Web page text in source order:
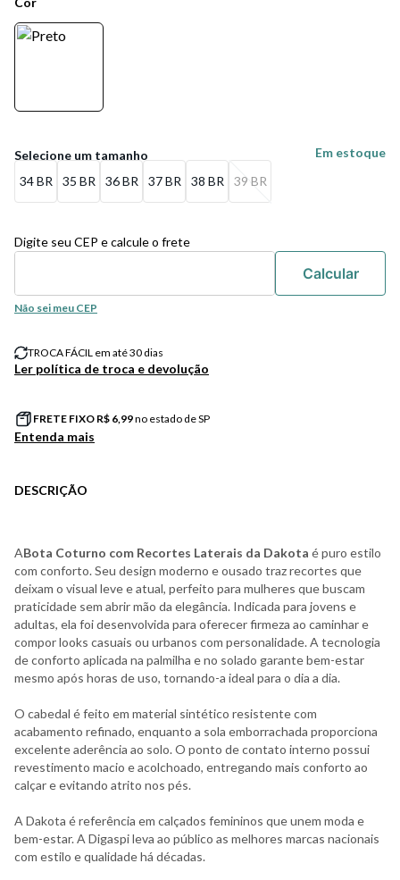
34 BR 35 BR 36 BR 37 BR 38 BR 39 BR
Em estoque
Digite seu CEP e calcule o frete
Não sei meu CEP
TROCA FÁCIL em até 30 dias
Ler política de troca e devolução
FRETE FIXO R$ 6,99no estado de SP
Entenda mais
DESCRIÇÃO
ABota Coturno com Recortes Laterais da Dakota é puro estilo
com conforto. Seu design moderno e ousado traz recortes que
deixam o visual leve e atual, perfeito para mulheres que buscam
praticidade sem abrir mão da elegância. Indicada para jovens e
adultas, ela foi desenvolvida para oferecer firmeza ao caminhar e
compor looks casuais ou urbanos com personalidade. A tecnologia
de conforto aplicada na palmilha e no solado garante bem-estar
mesmo após horas de uso, tornando-a ideal para o dia a dia.
O cabedal é feito em material sintético resistente com
acabamento refinado, enquanto a sola emborrachada proporciona
excelente aderência ao solo. O ponto de contato interno possui
revestimento macio e acolchoado, entregando mais conforto ao
calçar e evitando atrito nos pés.
A Dakota é referência em calçados femininos que unem moda e
bem-estar. A Digaspi leva ao público as melhores marcas nacionais
com estilo e qualidade há décadas.